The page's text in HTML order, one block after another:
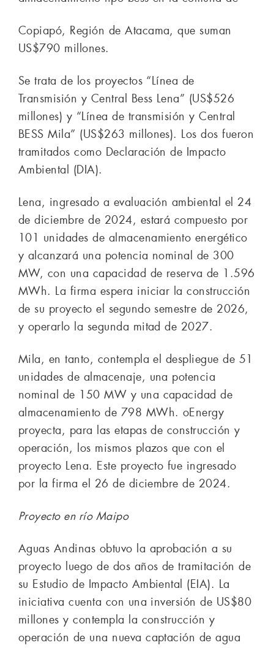
Copiapó, Región de Atacama, que suman
US$790 millones.
Se trata de los proyectos “Línea de
Transmisión y Central Bess Lena” (US$526
millones) y “Línea de transmisión y Central
BESS Mila” (US$263 millones). Los dos fueron
tramitados como Declaración de Impacto
Ambiental (DIA).
Lena, ingresado a evaluación ambiental el 24
de diciembre de 2024, estará compuesto por
101 unidades de almacenamiento energético
y alcanzará una potencia nominal de 300
MW, con una capacidad de reserva de 1.596
MWh. La firma espera iniciar la construcción
de su proyecto el segundo semestre de 2026,
y operarlo la segunda mitad de 2027.
Mila, en tanto, contempla el despliegue de 51
unidades de almacenaje, una potencia
nominal de 150 MW y una capacidad de
almacenamiento de 798 MWh. oEnergy
proyecta, para las etapas de construcción y
operación, los mismos plazos que con el
proyecto Lena. Este proyecto fue ingresado
por la firma el 26 de diciembre de 2024.
Proyecto en río Maipo
Aguas Andinas obtuvo la aprobación a su
proyecto luego de dos años de tramitación de
su Estudio de Impacto Ambiental (EIA). La
iniciativa cuenta con una inversión de US$80
millones y contempla la construcción y
operación de una nueva captación de agua